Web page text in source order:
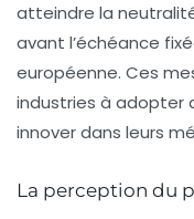
atteindre la
avant l’échéance
européenne. Ces
industries à adopter
innover dans leurs
La perception du